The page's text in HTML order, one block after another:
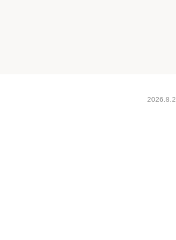
2026.8.2